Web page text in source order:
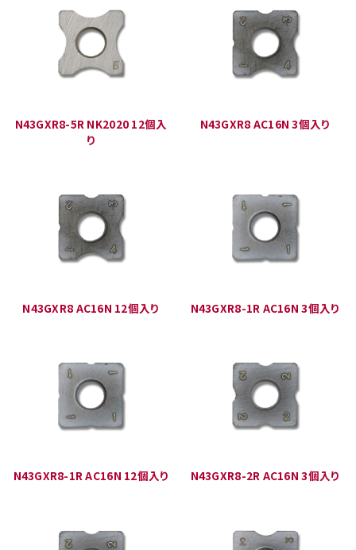
N43GXR8-5R NK2020 12個入
り
N43GXR8 AC16N 3個入り
N43GXR8 AC16N 12個入り N43GXR8-1R AC16N 3個入り
N43GXR8-1R AC16N 12個入り N43GXR8-2R AC16N 3個入り